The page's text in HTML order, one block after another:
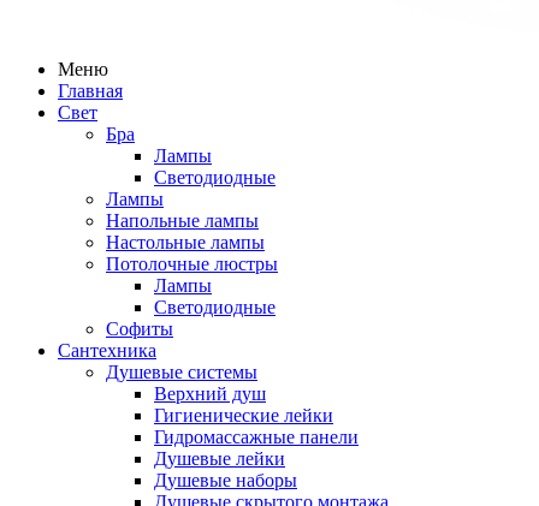
Меню
Главная
Свет
Бра
Лампы
Светодиодные
Лампы
Напольные лампы
Настольные лампы
Потолочные люстры
Лампы
Светодиодные
Софиты
Сантехника
Душевые системы
Верхний душ
Гигиенические лейки
Гидромассажные панели
Душевые лейки
Душевые наборы
Душевые скрытого монтажа